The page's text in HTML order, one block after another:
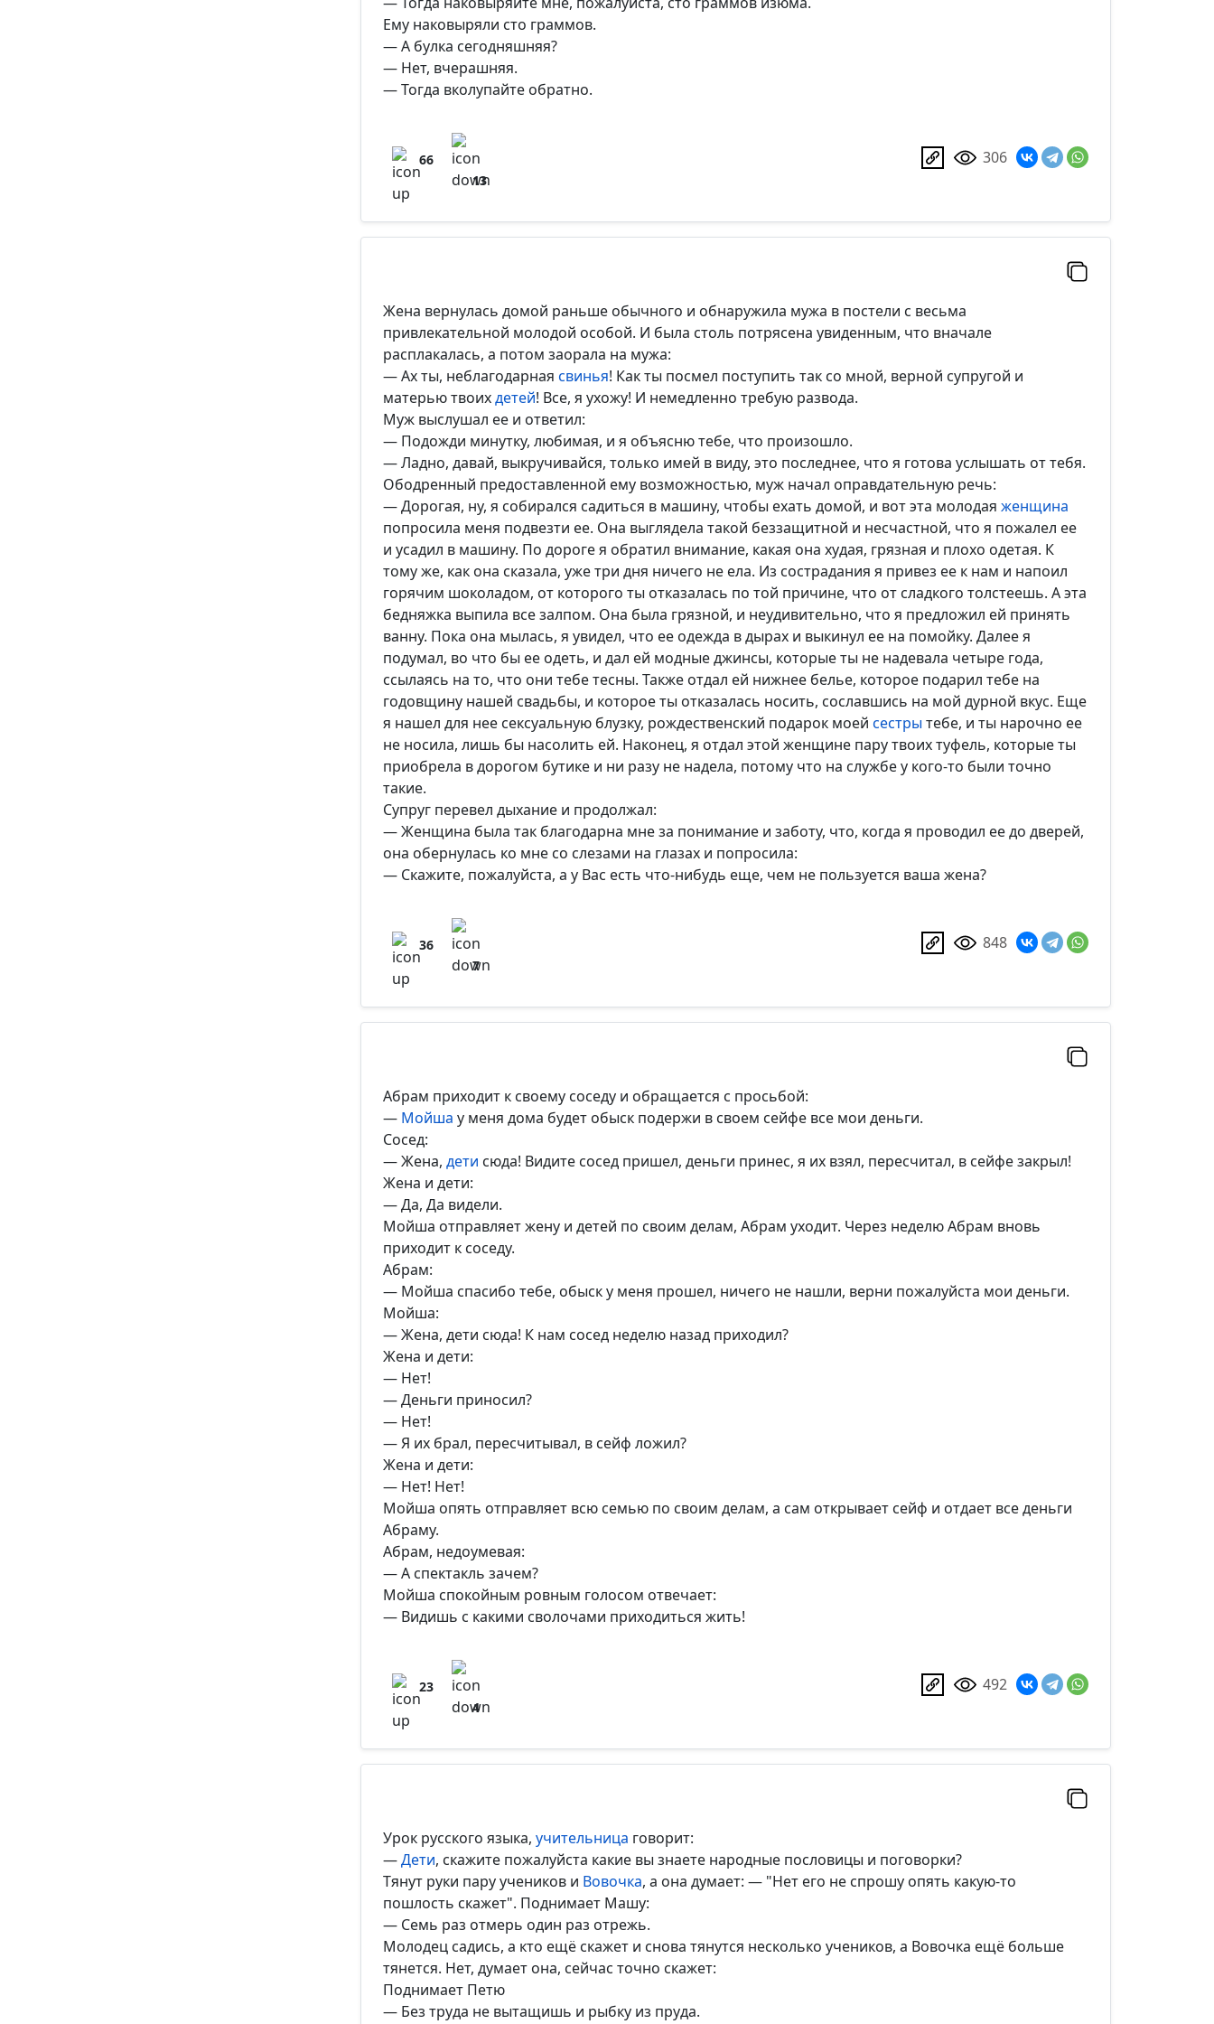
Ему наковыряли сто граммов.
— А булка сегодняшняя?
— Нет, вчерашняя.
— Тогда вколупайте обратно.
66
13
306
Жена вернулась домой раньше обычного и обнаружила мужа в постели с весьма
привлекательной молодой особой. И была столь потрясена увиденным, что вначале
расплакалась, а потом заорала на мужа:
— Ах ты, неблагодарная свинья! Как ты посмел поступить так со мной, верной супругой и
матерью твоихдетей! Все, я ухожу! И немедленно требую развода.
Муж выслушал ее и ответил:
— Подожди минутку, любимая, и я объясню тебе, что произошло.
— Ладно, давай, выкручивайся, только имей в виду, это последнее, что я готова услышать от тебя.
Ободренный предоставленной ему возможностью, муж начал оправдательную речь:
— Дорогая, ну, я собирался садиться в машину, чтобы ехать домой, и вот эта молодая женщина
попросила меня подвезти ее. Она выглядела такой беззащитной и несчастной, что я пожалел ее
и усадил в машину. По дороге я обратил внимание, какая она худая, грязная и плохо одетая. К
тому же, как она сказала, уже три дня ничего не ела. Из сострадания я привез ее к нам и напоил
горячим шоколадом, от которого ты отказалась по той причине, что от сладкого толстеешь. А эта
бедняжка выпила все залпом. Она была грязной, и неудивительно, что я предложил ей принять
ванну. Пока она мылась, я увидел, что ее одежда в дырах и выкинул ее на помойку. Далее я
подумал, во что бы ее одеть, и дал ей модные джинсы, которые ты не надевала четыре года,
ссылаясь на то, что они тебе тесны. Также отдал ей нижнее белье, которое подарил тебе на
годовщину нашей свадьбы, и которое ты отказалась носить, сославшись на мой дурной вкус. Еще
я нашел для нее сексуальную блузку, рождественский подарок моей сестрытебе, и ты нарочно ее
не носила, лишь бы насолить ей. Наконец, я отдал этой женщине пару твоих туфель, которые ты
приобрела в дорогом бутике и ни разу не надела, потому что на службе у кого-то были точно
такие.
Супруг перевел дыхание и продолжал:
— Женщина была так благодарна мне за понимание и заботу, что, когда я проводил ее до дверей,
она обернулась ко мне со слезами на глазах и попросила:
— Скажите, пожалуйста, а у Вас есть что-нибудь еще, чем не пользуется ваша жена?
36
7
848
Абрам приходит к своему соседу и обращается с просьбой:
— Мойша у меня дома будет обыск подержи в своем сейфе все мои деньги.
Сосед:
— Жена, дети сюда! Видите сосед пришел, деньги принес, я их взял, пересчитал, в сейфе закрыл!
Жена и дети:
— Да, Да видели.
Мойша отправляет жену и детей по своим делам, Абрам уходит. Через неделю Абрам вновь
приходит к соседу.
Абрам:
— Мойша спасибо тебе, обыск у меня прошел, ничего не нашли, верни пожалуйста мои деньги.
Мойша:
— Жена, дети сюда! К нам сосед неделю назад приходил?
Жена и дети:
— Нет!
— Деньги приносил?
— Нет!
— Я их брал, пересчитывал, в сейф ложил?
Жена и дети:
— Нет! Нет!
Мойша опять отправляет всю семью по своим делам, а сам открывает сейф и отдает все деньги
Абраму.
Абрам, недоумевая:
— А спектакль зачем?
Мойша спокойным ровным голосом отвечает:
— Видишь с какими сволочами приходиться жить!
23
4
492
Урок русского языка, учительница говорит:
—Дети, скажите пожалуйста какие вы знаете народные пословицы и поговорки?
Тянут руки пару учеников и Вовочка, а она думает: — "Нет его не спрошу опять какую-то
пошлость скажет". Поднимает Машу:
— Семь раз отмерь один раз отрежь.
Молодец садись, а кто ещё скажет и снова тянутся несколько учеников, а Вовочка ещё больше
тянется. Нет, думает она, сейчас точно скажет:
Поднимает Петю
— Без труда не вытащишь и рыбку из пруда.